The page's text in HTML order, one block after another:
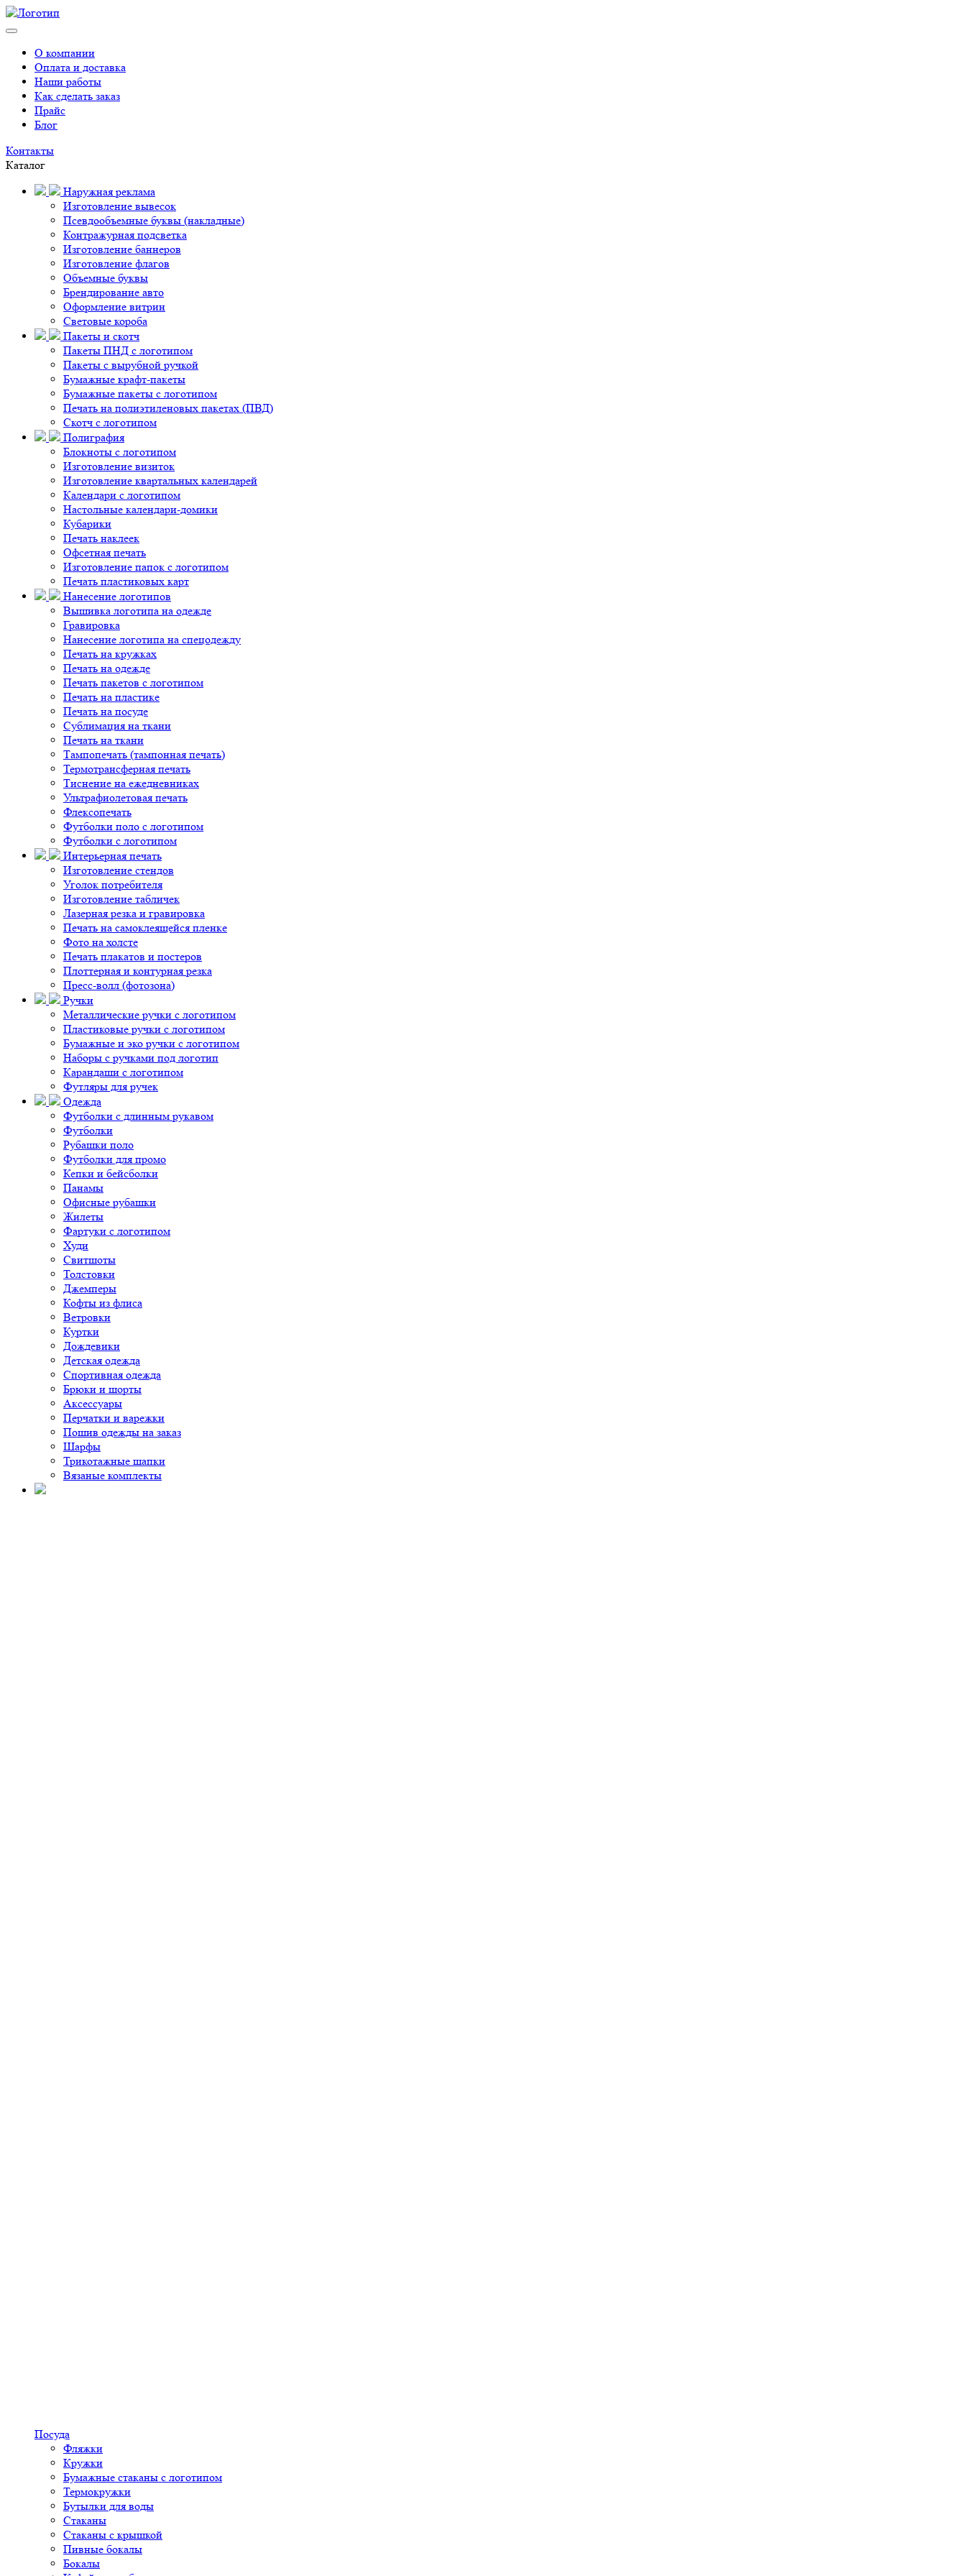
О компании
Оплата и доставка
Наши работы
Как сделать заказ
Прайс
Блог
Контакты
Каталог
Наружная реклама
Изготовление вывесок
Псевдообъемные буквы (накладные)
Контражурная подсветка
Изготовление баннеров
Изготовление флагов
Объемные буквы
Брендирование авто
Оформление витрин
Световые короба
Пакеты и скотч
Пакеты ПНД с логотипом
Пакеты с вырубной ручкой
Бумажные крафт-пакеты
Бумажные пакеты с логотипом
Печать на полиэтиленовых пакетах (ПВД)
Скотч с логотипом
Полиграфия
Блокноты с логотипом
Изготовление визиток
Изготовление квартальных календарей
Календари с логотипом
Настольные календари-домики
Кубарики
Печать наклеек
Офсетная печать
Изготовление папок с логотипом
Печать пластиковых карт
Нанесение логотипов
Вышивка логотипа на одежде
Гравировка
Нанесение логотипа на спецодежду
Печать на кружках
Печать на одежде
Печать пакетов с логотипом
Печать на пластике
Печать на посуде
Сублимация на ткани
Печать на ткани
Тампопечать (тампонная печать)
Термотрансферная печать
Тиснение на ежедневниках
Ультрафиолетовая печать
Флексопечать
Футболки поло с логотипом
Футболки с логотипом
Интерьерная печать
Изготовление стендов
Уголок потребителя
Изготовление табличек
Лазерная резка и гравировка
Печать на самоклеящейся пленке
Фото на холсте
Печать плакатов и постеров
Плоттерная и контурная резка
Пресс-волл (фотозона)
Ручки
Металлические ручки с логотипом
Пластиковые ручки с логотипом
Бумажные и эко ручки с логотипом
Наборы с ручками под логотип
Карандаши с логотипом
Футляры для ручек
Одежда
Футболки с длинным рукавом
Футболки
Рубашки поло
Футболки для промо
Кепки и бейсболки
Панамы
Офисные рубашки
Жилеты
Фартуки с логотипом
Худи
Свитшоты
Толстовки
Джемперы
Кофты из флиса
Ветровки
Куртки
Дождевики
Детская одежда
Спортивная одежда
Брюки и шорты
Аксессуары
Перчатки и варежки
Пошив одежды на заказ
Шарфы
Трикотажные шапки
Вязаные комплекты
Посуда
Фляжки
Кружки
Бумажные стаканы с логотипом
Термокружки
Бутылки для воды
Стаканы
Стаканы с крышкой
Пивные бокалы
Бокалы